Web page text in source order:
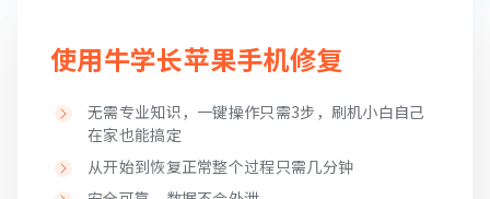
使用牛学长苹果手机修复
无需专业知识，一键操作只需3步，刷机小白自己
在家也能搞定
从开始到恢复正常整个过程只需几分钟